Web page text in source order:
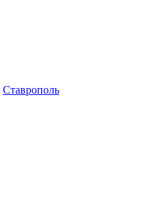
Ставрополь